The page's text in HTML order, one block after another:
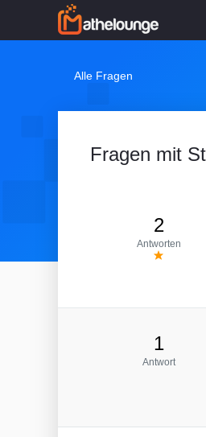
Alle Fragen
Fragen mit
2
Antworten
1
Antwort